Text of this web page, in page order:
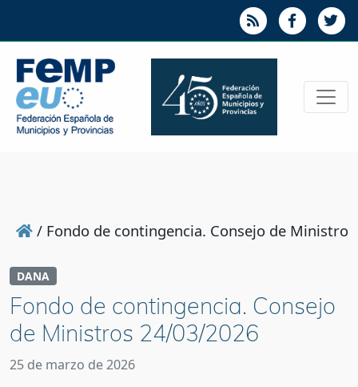
/ Fondo de contingencia. Consejo de
DANA
Fondo de contingencia. Consejo
de Ministros 24/03/2026
25 de marzo de 2026